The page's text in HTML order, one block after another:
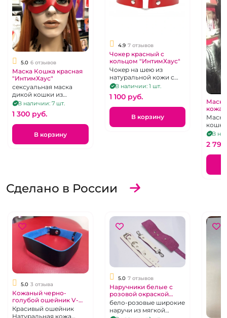
5.0 6 отзывов
Маска Кошка красная
"ИнтимХаус"
сексуальная маска
дикой кошки из
натуральной кожи
хромового дубления,
на резинке
В наличии: 7 шт.
1 300 pуб.
В корзину
4.9 7 отзывов
Чокер красный с
кольцом "ИнтимХаус"
Чокер на шею из
натуральной кожи с
металлическим
кольцом серебристого
цвета в середине.
В наличии: 1 шт.
1 100 pуб.
В корзину
кожи
В
2
Сделано в России
5.0 3 отзыва
Кожаный черно-
голубой ошейник V-
образный "ИнтимХаус"
Красивый ошейник
Натуральная кожа
5.0 7 отзывов
Наручники белые с
розовой окраской
изнутри "ИнтимХаус"
WildCat
бело-розовые широкие
наручи из мягкой